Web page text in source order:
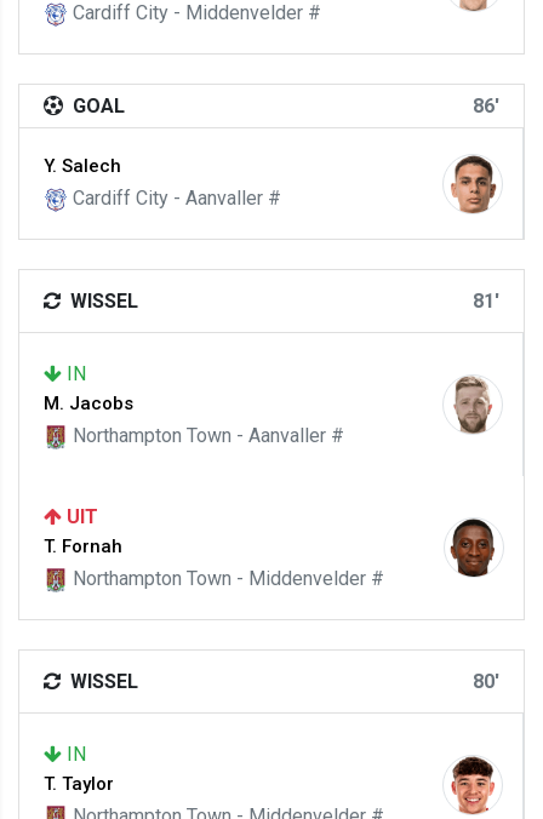
Cardiff City - Middenvelder #
GOAL 86'
Y. Salech
Cardiff City - Aanvaller #
WISSEL 81'
IN
M. Jacobs
Northampton Town - Aanvaller #
UIT
T. Fornah
Northampton Town - Middenvelder #
WISSEL 80'
IN
T. Taylor